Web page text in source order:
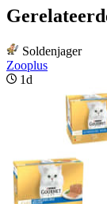
Soldenjager
Zooplus
1d